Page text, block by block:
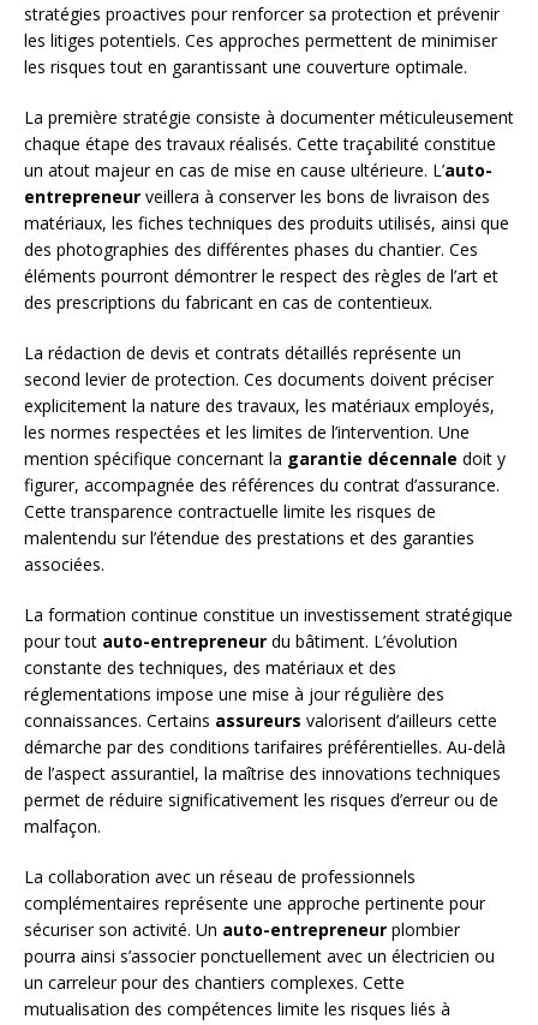
stratégies proactives pour renforcer sa protection et prévenir
les litiges potentiels. Ces approches permettent de minimiser
les risques tout en garantissant une couverture optimale.
La première stratégie consiste à documenter méticuleusement
chaque étape des travaux réalisés. Cette traçabilité constitue
un atout majeur en cas de mise en cause ultérieure. L’auto-
entrepreneur veillera à conserver les bons de livraison des
matériaux, les fiches techniques des produits utilisés, ainsi que
des photographies des différentes phases du chantier. Ces
éléments pourront démontrer le respect des règles de l’art et
des prescriptions du fabricant en cas de contentieux.
La rédaction de devis et contrats détaillés représente un
second levier de protection. Ces documents doivent préciser
explicitement la nature des travaux, les matériaux employés,
les normes respectées et les limites de l’intervention. Une
mention spécifique concernant la garantie décennale doit y
figurer, accompagnée des références du contrat d’assurance.
Cette transparence contractuelle limite les risques de
malentendu sur l’étendue des prestations et des garanties
associées.
La formation continue constitue un investissement stratégique
pour tout auto-entrepreneur du bâtiment. L’évolution
constante des techniques, des matériaux et des
réglementations impose une mise à jour régulière des
connaissances. Certains assureurs valorisent d’ailleurs cette
démarche par des conditions tarifaires préférentielles. Au-delà
de l’aspect assurantiel, la maîtrise des innovations techniques
permet de réduire significativement les risques d’erreur ou de
malfaçon.
La collaboration avec un réseau de professionnels
complémentaires représente une approche pertinente pour
sécuriser son activité. Un auto-entrepreneur plombier
pourra ainsi s’associer ponctuellement avec un électricien ou
un carreleur pour des chantiers complexes. Cette
mutualisation des compétences limite les risques liés à